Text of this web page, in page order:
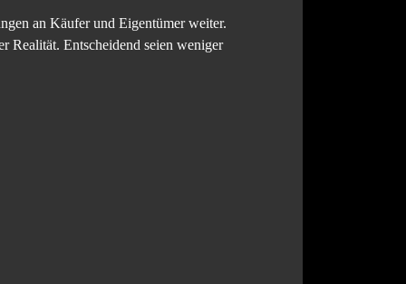
an Käufer und Eigentümer weiter.
Realität. Entscheidend seien weniger